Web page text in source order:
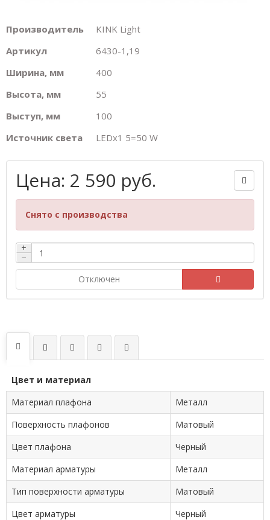
Производитель
KINK Light
Артикул
6430-1,19
Ширина, мм
400
Высота, мм
55
Выступ, мм
100
Источник света
LEDх1 5=50 W
Цена: 2 590 руб.
Снято с производства
+
−
Отключен
Цвет и материал
Материал плафона
Металл
Поверхность плафонов
Матовый
Цвет плафона
Черный
Материал арматуры
Металл
Тип поверхности арматуры
Матовый
Цвет арматуры
Черный